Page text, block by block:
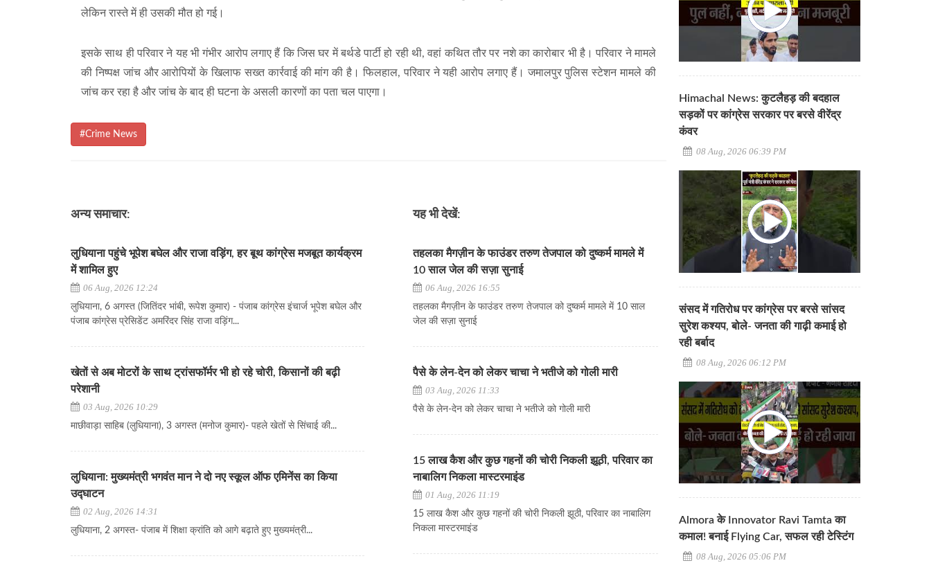
लेकिन रास्ते में ही उसकी मौत हो गई।
इसके साथ ही परिवार ने यह भी गंभीर आरोप लगाए हैं कि जिस घर में बर्थडे पार्टी हो रही थी, वहां कथित तौर पर नशे का कारोबार भी है। परिवार ने मामले
की निष्पक्ष जांच और आरोपियों के खिलाफ सख्त कार्रवाई की मांग की है। फिलहाल, परिवार ने यही आरोप लगाए हैं। जमालपुर पुलिस स्टेशन मामले की
जांच कर रहा है और जांच के बाद ही घटना के असली कारणों का पता चल पाएगा।
#Crime News
अन्य समाचार:
लुधियाना पहुंचे भूपेश बघेल और राजा वड़िंग, हर बूथ कांग्रेस मजबूत कार्यक्रम
में शामिल हुए
06 Aug, 2026 12:24
लुधियाना, 6 अगस्त (जितिंदर भांबी, रूपेश कुमार) - पंजाब कांग्रेस इंचार्ज भूपेश बघेल और
पंजाब कांग्रेस प्रेसिडेंट अमरिंदर सिंह राजा वड़िंग...
खेतों से अब मोटरों के साथ ट्रांसफॉर्मर भी हो रहे चोरी, किसानों की बढ़ी
परेशानी
03 Aug, 2026 10:29
माछीवाड़ा साहिब (लुधियाना), 3 अगस्त (मनोज कुमार)- पहले खेतों से सिंचाई की...
लुधियाना: मुख्यमंत्री भगवंत मान ने दो नए स्कूल ऑफ एमिनेंस का किया
उद्घाटन
02 Aug, 2026 14:31
लुधियाना, 2 अगस्त- पंजाब में शिक्षा क्रांति को आगे बढ़ाते हुए मुख्यमंत्री...
यह भी देखें:
तहलका मैगज़ीन के फाउंडर तरुण तेजपाल को दुष्कर्म मामले में
10 साल जेल की सज़ा सुनाई
06 Aug, 2026 16:55
तहलका मैगज़ीन के फाउंडर तरुण तेजपाल को दुष्कर्म मामले में 10 साल
जेल की सज़ा सुनाई
पैसे के लेन-देन को लेकर चाचा ने भतीजे को गोली मारी
03 Aug, 2026 11:33
पैसे के लेन-देन को लेकर चाचा ने भतीजे को गोली मारी
15 लाख कैश और कुछ गहनों की चोरी निकली झूठी, परिवार का
नाबालिग निकला मास्टरमाइंड
01 Aug, 2026 11:19
15 लाख कैश और कुछ गहनों की चोरी निकली झूठी, परिवार का नाबालिग
निकला मास्टरमाइंड
Himachal News: कुटलैहड़ की बदहाल
सड़कों पर कांग्रेस सरकार पर बरसे वीरेंद्र
कंवर
08 Aug, 2026 06:39 PM
संसद में गतिरोध पर कांग्रेस पर बरसे सांसद
सुरेश कश्यप, बोले- जनता की गाढ़ी कमाई हो
रही बर्बाद
08 Aug, 2026 06:12 PM
Almora के Innovator Ravi Tamta का
कमाल! बनाई Flying Car, सफल रही टेस्टिंग
08 Aug, 2026 05:06 PM